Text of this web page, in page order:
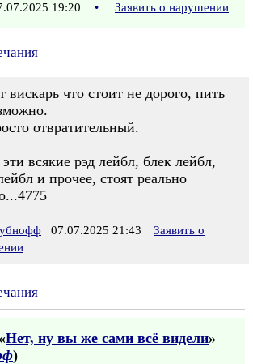
19:20 • Заявить о нарушении
вискарь что стоит не дорого, пить
отвратительный.
всякие рэд лейбл, блек лейбл,
и прочее, стоят реально
07.07.2025 21:43
Заявить о
Нет, ну вы же сами всё видели»
)